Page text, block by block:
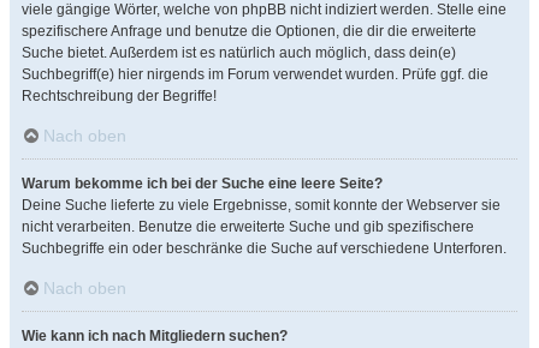
viele gängige Wörter, welche von phpBB nicht indiziert werden. Stelle eine
spezifischere Anfrage und benutze die Optionen, die dir die erweiterte
Suche bietet. Außerdem ist es natürlich auch möglich, dass dein(e)
Suchbegriff(e) hier nirgends im Forum verwendet wurden. Prüfe ggf. die
Rechtschreibung der Begriffe!
Nach oben
Warum bekomme ich bei der Suche eine leere Seite?
Deine Suche lieferte zu viele Ergebnisse, somit konnte der Webserver sie
nicht verarbeiten. Benutze die erweiterte Suche und gib spezifischere
Suchbegriffe ein oder beschränke die Suche auf verschiedene Unterforen.
Nach oben
Wie kann ich nach Mitgliedern suchen?